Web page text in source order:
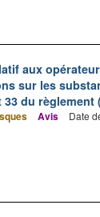
aux
sur les
du règlement
Avis Date